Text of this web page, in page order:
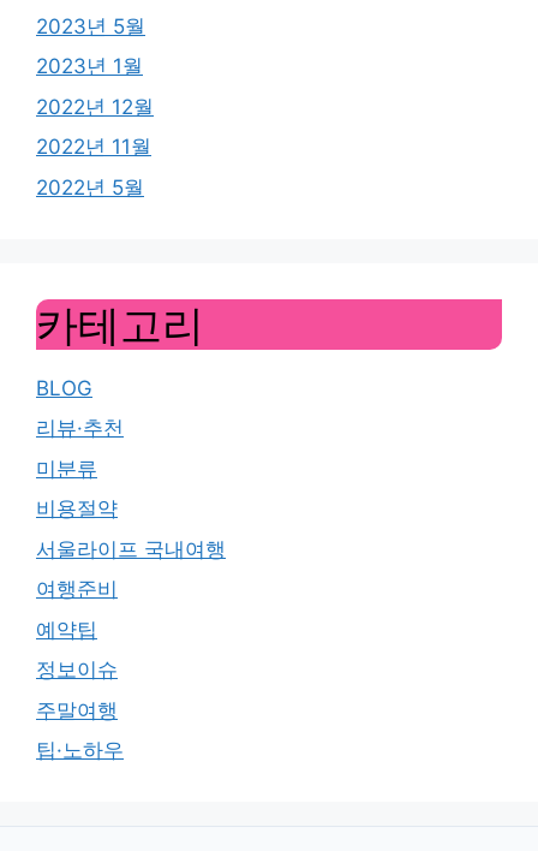
2023년 5월
2023년 1월
2022년 12월
2022년 11월
2022년 5월
카테고리
BLOG
리뷰·추천
미분류
비용절약
서울라이프 국내여행
여행준비
예약팁
정보이슈
주말여행
팁·노하우